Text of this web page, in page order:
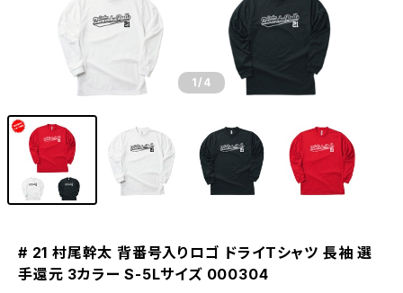
1 /4
# 21 村尾幹太 背番号入りロゴ ドライTシャツ 長袖 選
手還元 3カラー S-5Lサイズ 000304